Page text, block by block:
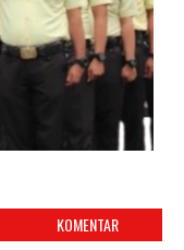
KOMENTAR